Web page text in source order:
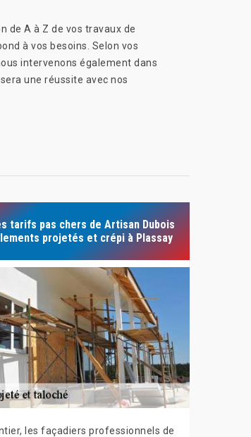
de A à Z de vos travaux de
à vos besoins. Selon vos
intervenons également dans
une réussite avec nos
tarifs pas chers de Artisan Dubois
projetés et crépi à Plassay
les façadiers professionnels de